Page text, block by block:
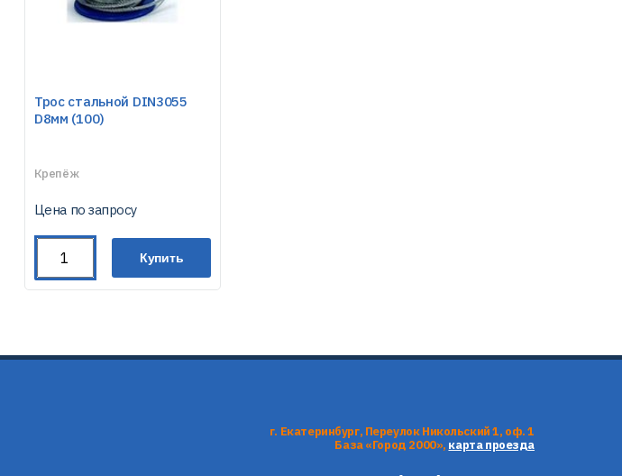
Трос стальной DIN3055
D8мм (100)
Крепёж
Цена по запросу
Купить
г. Екатеринбург, Переулок Никольский 1, оф. 1
База «Город 2000», карта проезда